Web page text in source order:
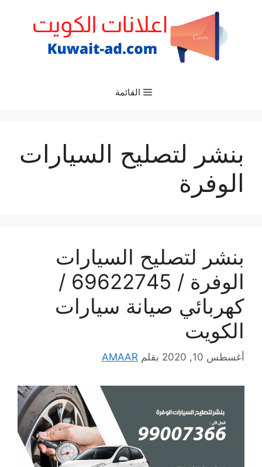
القائمة
بنشر لتصليح السيارات
الوفرة
بنشر لتصليح السيارات
الوفرة / 69622745 /
كهربائي صيانة سيارات
الكويت
أغسطس 10, 2020 بقلم AMAAR